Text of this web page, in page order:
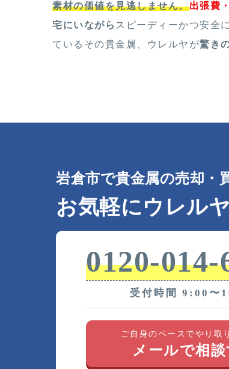
素材の価値を見逃しません。出張費
宅にいながら スピーディーかつ安全
ているその貴金属、ウレルヤが驚き
岩倉市で貴金属の売却・
お気軽にウレル
0120-014-
受付時間 9:00〜
ご自身のペースでやり取
メールで相談